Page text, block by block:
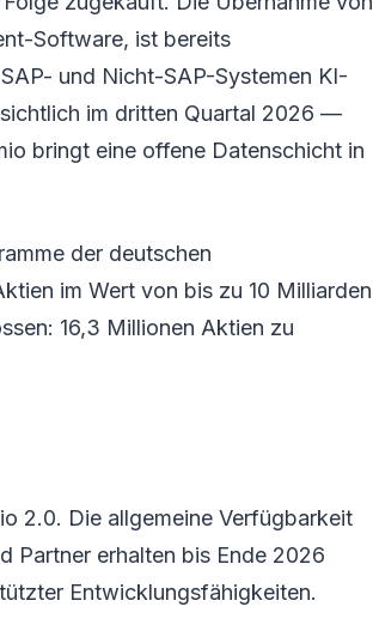
Software, ist bereits
und Nicht-SAP-Systemen KI-
im dritten Quartal 2026 —
bringt eine offene Datenschicht in
der deutschen
im Wert von bis zu 10 Milliarden
16,3 Millionen Aktien zu
2.0. Die allgemeine Verfügbarkeit
Partner erhalten bis Ende 2026
Entwicklungsfähigkeiten.